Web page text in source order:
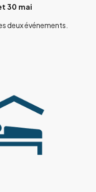
30 mai
deux événements.